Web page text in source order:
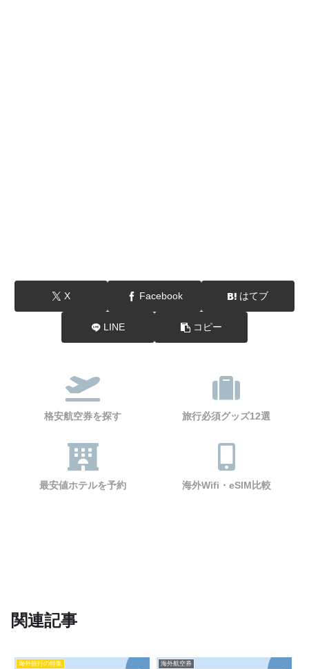
X Facebook はてブ
LINE コピー
格安航空券を探す 旅行必須グッズ12選
最安値ホテルを予約 海外Wifi・eSIM比較
関連記事
海外旅行の特集 海外航空券